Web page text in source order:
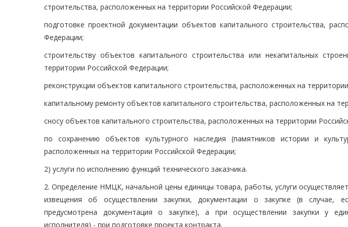
строительства, расположенных на территории Российской Федерации;
подготовке проектной документации объектов капитального строительства,
Федерации;
строительству объектов капитального строительства или некапитальных
территории Российской Федерации;
реконструкции объектов капитального строительства, расположенных на
капитальному ремонту объектов капитального строительства, расположенных на
сносу объектов капитального строительства, расположенных на территории
по сохранению объектов культурного наследия (памятников истории и
расположенных на территории Российской Федерации;
2) услуги по исполнению функций технического заказчика.
2. Определение НМЦК, начальной цены единицы товара, работы, услуги
извещения об осуществлении закупки, документации о закупке (в случае,
предусмотрена документация о закупке), а при осуществлении закупки у
исполнителя) - при подготовке проекта контракта.